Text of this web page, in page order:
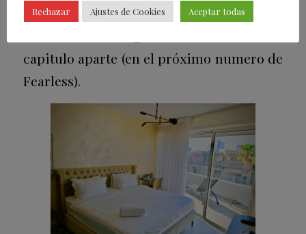
las callejuelas que conducen al mar
capitulo aparte (en el próximo numero de
Fearless).
Rechazar Ajustes de Cookies Aceptar todas